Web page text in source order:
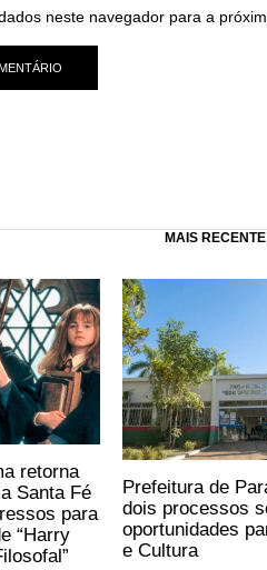
neste navegador para a
MAIS
retorna
Santa Fé
para
“Harry
Prefeitura de
dois processos
oportunidades
e Cultura